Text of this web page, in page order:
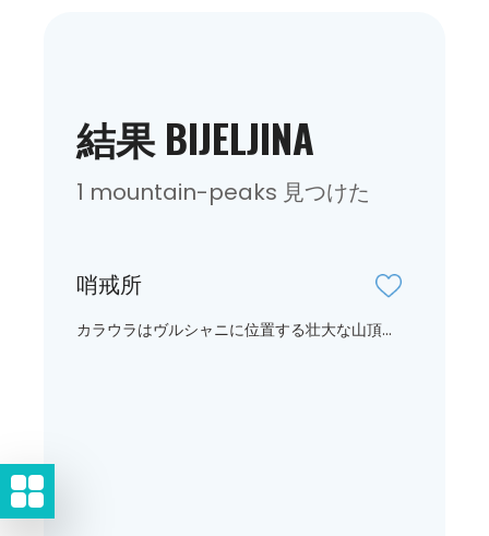
結果 BIJELJINA
1 mountain-peaks 見つけた
哨戒所
カラウラはヴルシャニに位置する壮大な山頂...